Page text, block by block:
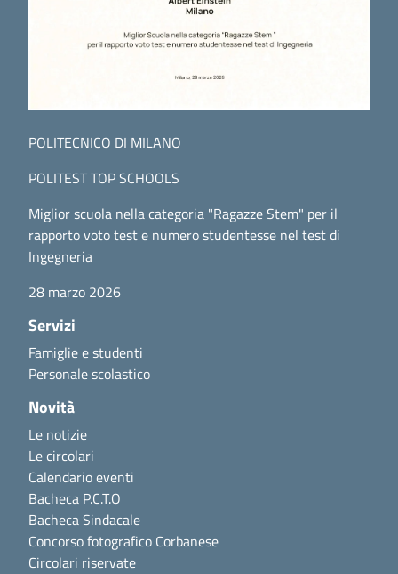
POLITECNICO DI MILANO
POLITEST TOP SCHOOLS
Miglior scuola nella categoria "Ragazze Stem" per il
rapporto voto test e numero studentesse nel test di
Ingegneria
28 marzo 2026
Servizi
Famiglie e studenti
Personale scolastico
Novità
Le notizie
Le circolari
Calendario eventi
Bacheca P.C.T.O
Bacheca Sindacale
Concorso fotografico Corbanese
Circolari riservate